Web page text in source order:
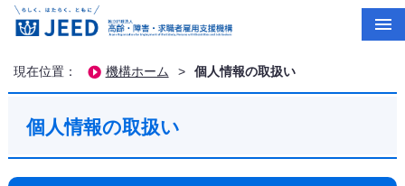
現在位置： 機構ホーム > 個人情報の取扱い
個人情報の取扱い